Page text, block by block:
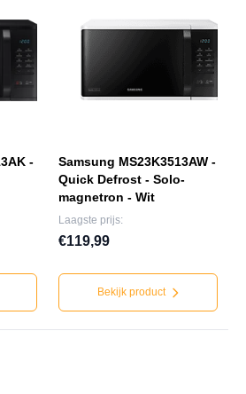
-
Samsung MS23K3513AW -
Quick Defrost - Solo-
magnetron - Wit
Laagste prijs:
€119,99
Bekijk product